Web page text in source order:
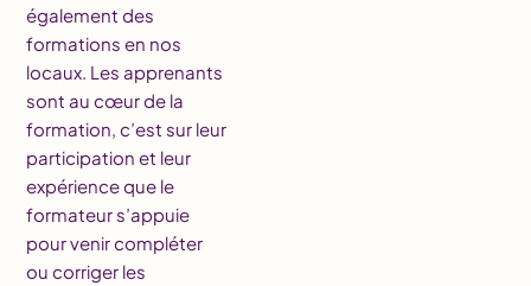
également des
formations en nos
locaux. Les apprenants
sont au cœur de la
formation, c’est sur leur
participation et leur
expérience que le
formateur s’appuie
pour venir compléter
ou corriger les